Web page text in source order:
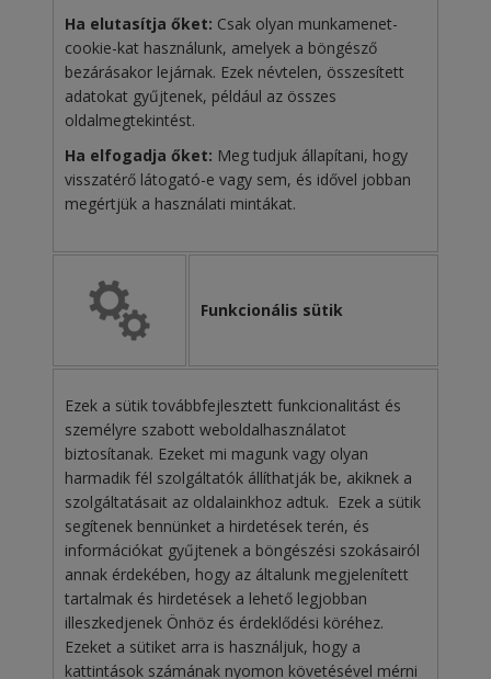
Ha elutasítja őket: Csak olyan munkamenet-
cookie-kat használunk, amelyek a böngésző
bezárásakor lejárnak. Ezek névtelen, összesített
adatokat gyűjtenek, például az összes
oldalmegtekintést.
Ha elfogadja őket: Meg tudjuk állapítani, hogy
visszatérő látogató-e vagy sem, és idővel jobban
megértjük a használati mintákat.
Funkcionális sütik
Ezek a sütik továbbfejlesztett funkcionalitást és
személyre szabott weboldalhasználatot
biztosítanak. Ezeket mi magunk vagy olyan
harmadik fél szolgáltatók állíthatják be, akiknek a
szolgáltatásait az oldalainkhoz adtuk. Ezek a sütik
segítenek bennünket a hirdetések terén, és
információkat gyűjtenek a böngészési szokásairól
annak érdekében, hogy az általunk megjelenített
tartalmak és hirdetések a lehető legjobban
illeszkedjenek Önhöz és érdeklődési köréhez.
Ezeket a sütiket arra is használjuk, hogy a
kattintások számának nyomon követésével mérni